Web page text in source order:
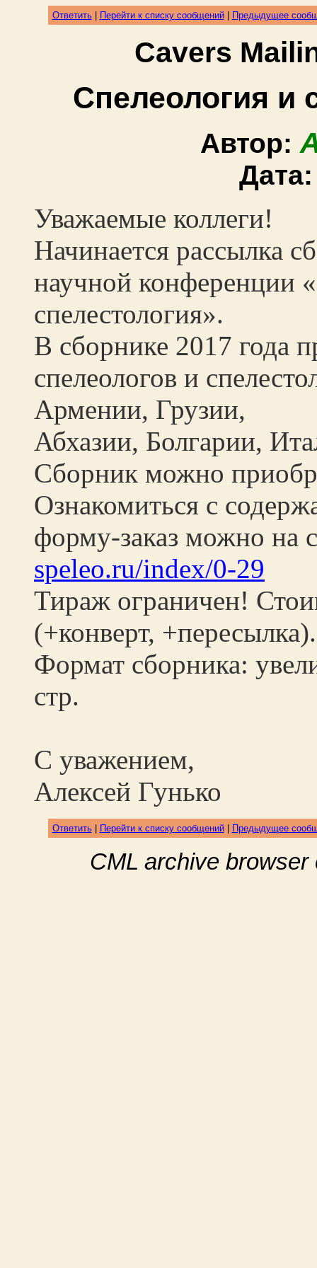
Ответить| Перейти к списку сообщений| Предыдущее
Cavers
Спелеология и
Автор:
Уважаемые коллеги!
Начинается рассылка
научной конференции
спелестология».
В сборнике 2017 года
спелеологов и
Армении, Грузии,
Абхазии, Болгарии,
Сборник можно
Ознакомиться с
форму-заказ можно на
speleo.ru/index/0-29
Тираж ограничен!
(+конверт, +пересылка).
Формат сборника:
стр.
С уважением,
Алексей Гунько
Ответить| Перейти к списку сообщений| Предыдущее
CML archive